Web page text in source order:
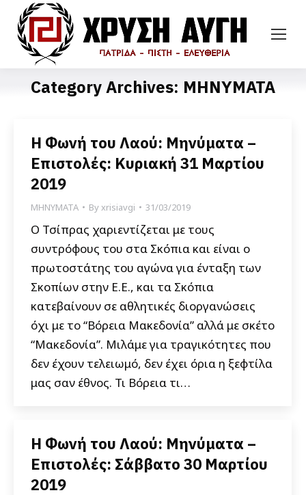
Category Archives: ΜΗΝΥΜΑΤΑ
Η Φωνή του Λαού: Μηνύματα –
Επιστολές: Κυριακή 31 Μαρτίου
2019
ΜΗΝΥΜΑΤΑ Byxrisiavgi 31/03/2019
Ο Τσίπρας χαριεντίζεται με τους
συντρόφους του στα Σκόπια και είναι ο
πρωτοστάτης του αγώνα για ένταξη των
Σκοπίων στην Ε.Ε., και τα Σκόπια
κατεβαίνουν σε αθλητικές διοργανώσεις
όχι με το “Βόρεια Μακεδονία” αλλά με σκέτο
“Μακεδονία”. Μιλάμε για τραγικότητες που
δεν έχουν τελειωμό, δεν έχει όρια η ξεφτίλα
μας σαν έθνος. Τι Βόρεια τι…
Η Φωνή του Λαού: Μηνύματα –
Επιστολές: Σάββατο 30 Μαρτίου
2019